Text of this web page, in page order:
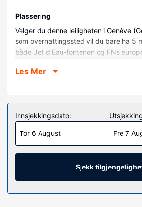
Plassering
Velger du denne leiligheten i Genève
som overnattingssted vil du bare ha 5
både Jet d'Eau-fontenen og FNs
(0,4 km) unna Brunswick-monumentet.
Føl deg som hjemme i denne leiligheten.
Andre fasiliteter
Gjestene tilbys ubetjent parkering
Les Mer
Innsjekkingsdato:
Tor 6 August Fre 7
Sjekk